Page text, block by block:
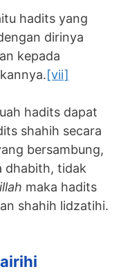
hadits yang
dirinya
kepada
[vii]
hadits dapat
shahih secara
bersambung,
dhabith, tidak
maka hadits
shahih lidzatihi.